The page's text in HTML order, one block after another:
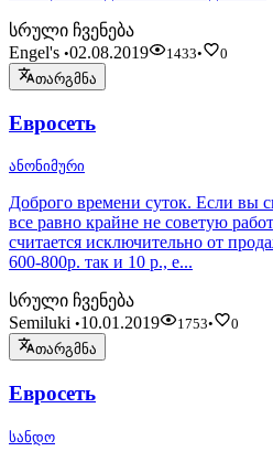
სრული ჩვენება
Engel's •02.08.2019 1433•
0
თარგმნა
Евросеть
ანონიმური
Доброго времени суток. Если вы
все равно крайне не советую
считается исключительно от
600-800р. так и 10 р., е...
სრული ჩვენება
Semiluki •10.01.2019 1753•
0
თარგმნა
Евросеть
სანდო